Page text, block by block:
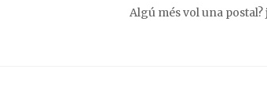
Algú més vol una postal?